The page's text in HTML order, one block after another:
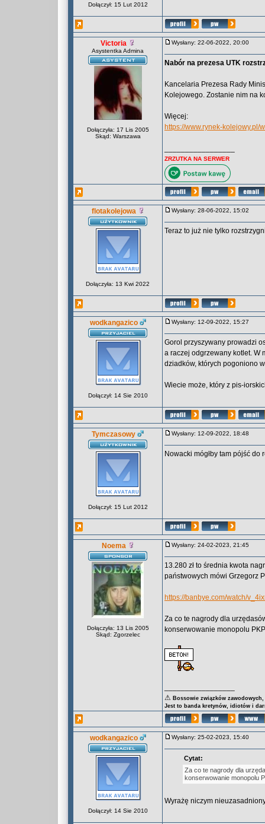
Dołączył: 15 Lut 2012
Victoria
Asystentka Admina
Dołączyła: 17 Lis 2005
Skąd: Warszawa
Wysłany: 22-06-2022, 20:00
Nabór na prezesa UTK
Kancelaria Prezesa Rady
Kolejowego. Zostanie nim na
Więcej:
https://www.rynek-
ZRZUTKA NA SERWER
flotakolejowa
Dołączyła: 13 Kwi 2022
Wysłany: 28-06-2022, 15:02
Teraz to już nie tylko
wodkangazico
Dołączył: 14 Sie 2010
Wysłany: 12-09-2022, 15:27
Gorol przyszywany prowadzi
a raczej odgrzewany kotlet. W
dziadków, których pogoniono
Wiecie może, który z pis-
Tymczasowy
Dołączył: 15 Lut 2012
Wysłany: 12-09-2022, 18:48
Nowacki mógłby tam pójść do
Noema
Dołączyła: 13 Lis 2005
Skąd: Zgorzelec
Wysłany: 24-02-2023, 21:45
13.280 zł to średnia kwota
państwowych mówi Grzegorz
https://banbye.com/watch/
Za co te nagrody dla
konserwowanie monopolu
⚠ Bossowie związków
Jest to banda kretynów, idiotów i
wodkangazico
Dołączył: 14 Sie 2010
Wysłany: 25-02-2023, 15:40
Cytat:
Za co te nagrody dla
konserwowanie monopolu
Wyrażę niczym